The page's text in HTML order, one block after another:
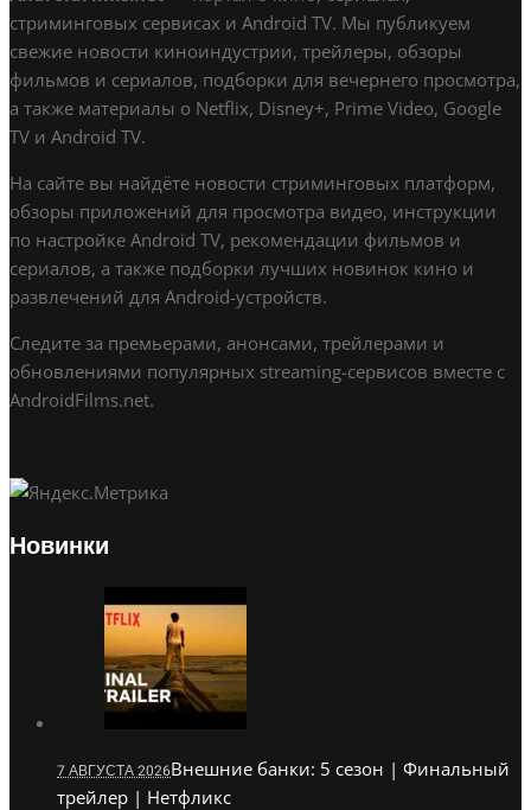
стриминговых сервисах и Android TV. Мы публикуем
свежие новости киноиндустрии, трейлеры, обзоры
фильмов и сериалов, подборки для вечернего просмотра,
а также материалы о Netflix, Disney+, Prime Video, Google
TV и Android TV.
На сайте вы найдёте новости стриминговых платформ,
обзоры приложений для просмотра видео, инструкции
по настройке Android TV, рекомендации фильмов и
сериалов, а также подборки лучших новинок кино и
развлечений для Android-устройств.
Следите за премьерами, анонсами, трейлерами и
обновлениями популярных streaming-сервисов вместе с
AndroidFilms.net.
Новинки
7 АВГУСТА 2026Внешние банки: 5 сезон | Финальный
трейлер | Нетфликс